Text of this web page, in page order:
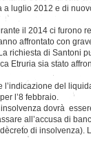
luglio 2012 e di
il 2014 ci furono
affrontato con
richiesta di Santoni
Etruria sia stato
l’indicazione del
l’8 febbraio.
dovrà
all’accusa di
di insolvenza).